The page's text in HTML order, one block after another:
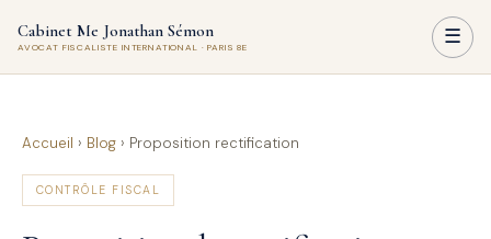
Cabinet Me Jonathan Sémon
AVOCAT FISCALISTE INTERNATIONAL · PARIS 8E ☰
Accueil › Blog › Proposition rectification
CONTRÔLE FISCAL